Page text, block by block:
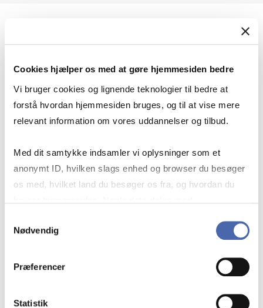
Cookies hjælper os med at gøre hjemmesiden bedre
Vi bruger cookies og lignende teknologier til bedre at
forstå hvordan hjemmesiden bruges, og til at vise mere
relevant information om vores uddannelser og tilbud.
Med dit samtykke indsamler vi oplysninger som et
anonymt ID, hvilken slags enhed og browser du besøger
os med, hvilket land du besøger os fra, og hvordan du
markedsføring. Du bestemmer selv - og kan altid trække
Nødvendig
Præferencer
Statistik
Geopolitik og businesssikkerhed
navigerer man som virksomhed?
Krigen i Ukraine